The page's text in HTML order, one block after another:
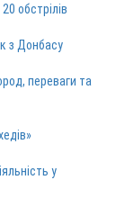
обстрілів
з Донбасу
переваги та
у